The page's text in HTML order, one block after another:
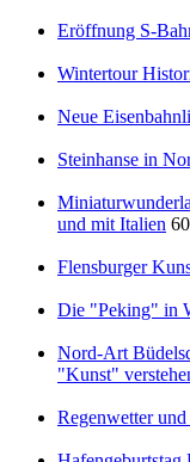
Eröffnung S-
Wintertour
Neue
Steinhanse in
und mit Italien 60
Flensburger
Die "Peking" in
Nord-Art
"Kunst"
Regenwetter